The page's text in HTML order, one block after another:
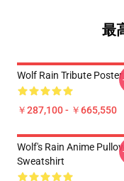
最
Wolf Rain Tribute Poster
￥287,100 - ￥665,550
Wolf's Rain Anime
Sweatshirt